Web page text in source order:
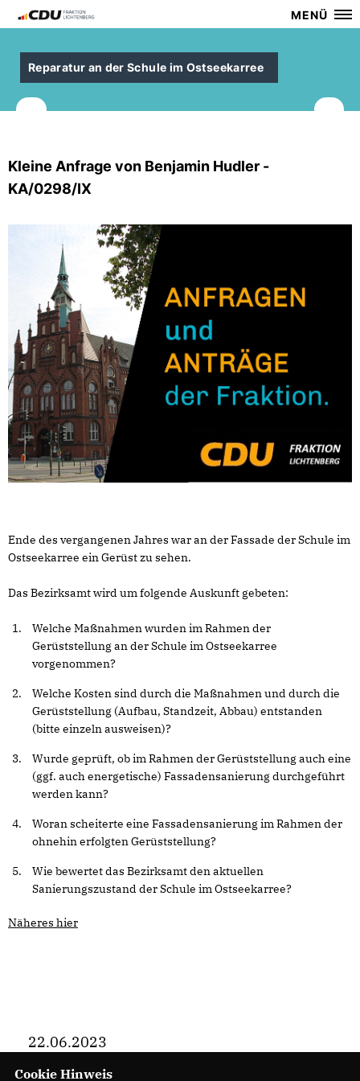
MENÜ
Reparatur an der Schule im Ostseekarree
Kleine Anfrage von Benjamin Hudler -
KA/0298/IX
Ende des vergangenen Jahres war an der Fassade der Schule im
Ostseekarree ein Gerüst zu sehen.
Das Bezirksamt wird um folgende Auskunft gebeten:
Welche Maßnahmen wurden im Rahmen der
Gerüststellung an der Schule im Ostseekarree
vorgenommen?
Welche Kosten sind durch die Maßnahmen und durch die
Gerüststellung (Aufbau, Standzeit, Abbau) entstanden
(bitte einzeln ausweisen)?
Wurde geprüft, ob im Rahmen der Gerüststellung auch eine
(ggf. auch energetische) Fassadensanierung durchgeführt
werden kann?
Woran scheiterte eine Fassadensanierung im Rahmen der
ohnehin erfolgten Gerüststellung?
Wie bewertet das Bezirksamt den aktuellen
Sanierungszustand der Schule im Ostseekarree?
Näheres hier
22.06.2023
Cookie Hinweis